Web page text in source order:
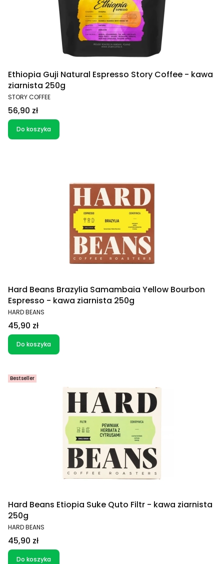
Ethiopia Guji Natural Espresso Story Coffee - kawa
ziarnista 250g
PRODUCENT
STORY COFFEE
Cena
56,90 zł
Do koszyka
Hard Beans Brazylia Samambaia Yellow Bourbon
Espresso - kawa ziarnista 250g
PRODUCENT
HARD BEANS
Cena
45,90 zł
Do koszyka
Bestseller
Hard Beans Etiopia Suke Quto Filtr - kawa ziarnista
250g
PRODUCENT
HARD BEANS
Cena
45,90 zł
Do koszyka